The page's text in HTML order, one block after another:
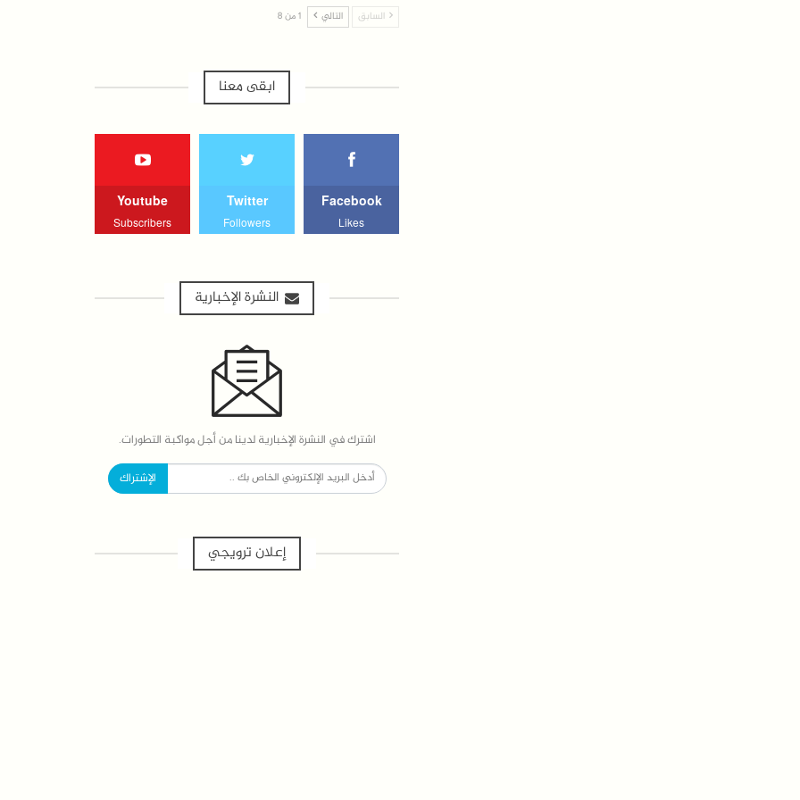
السابق التالي 1 من 8
ابقى معنا
Facebook
Likes
Twitter
Followers
Youtube
Subscribers
النشرة الإخبارية
اشترك في النشرة الإخبارية لدينا من أجل مواكبة التطورات.
الإشتراك
إعلان ترويجي